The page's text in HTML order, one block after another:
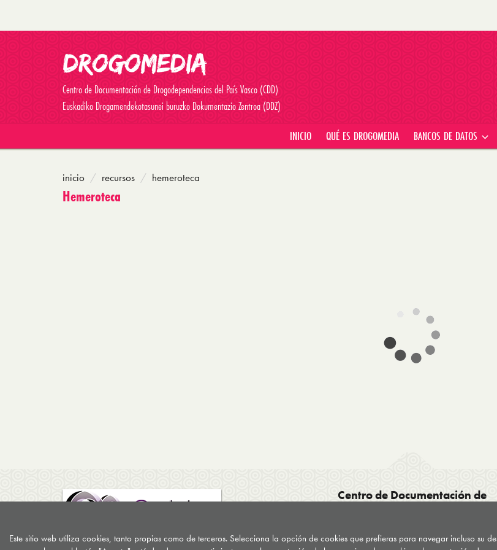
Centro de Documentación de Drogodependencias del País Vasco (CDD)
Euskadiko Drogamendekotasunei buruzko Dokumentazio Zentroa (DDZ)
INICIO QUÉ ES DROGOMEDIA BANCOS DE DATOS
inicio recursos hemeroteca
Hemeroteca
Centro de Documentación de
Drogodependencias del País Vasco
20003 Donostia San Sebastián
Este sitio web utiliza cookies, tanto propias como de terceros. Selecciona la opción de cookies que prefieras para navegar incluso su